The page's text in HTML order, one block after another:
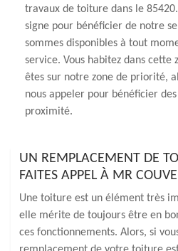
travaux de toiture dans le
signe pour bénéficier de notre
sommes disponibles à tout
service. Vous habitez dans cette
êtes sur notre zone de priorité,
nous appeler pour bénéficier
proximité.
UN REMPLACEMENT DE
FAITES APPEL À MR
Une toiture est un élément très
elle mérite de toujours être en
ces fonctionnements. Alors, si